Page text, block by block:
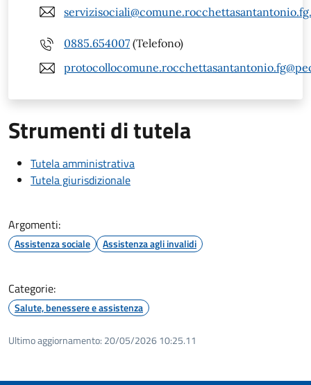
0885.654007 (Telefono)
Strumenti di tutela
Tutela amministrativa
Tutela giurisdizionale
Argomenti:
Assistenza sociale Assistenza agli invalidi
Categorie:
Salute, benessere e assistenza
Ultimo aggiornamento: 20/05/2026 10:25.11